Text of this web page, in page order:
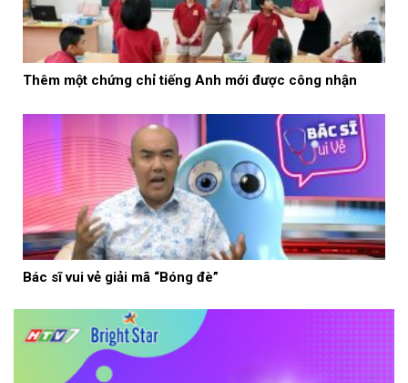
Thêm một chứng chỉ tiếng Anh mới được công nhận
Bác sĩ vui vẻ giải mã “Bóng đè”